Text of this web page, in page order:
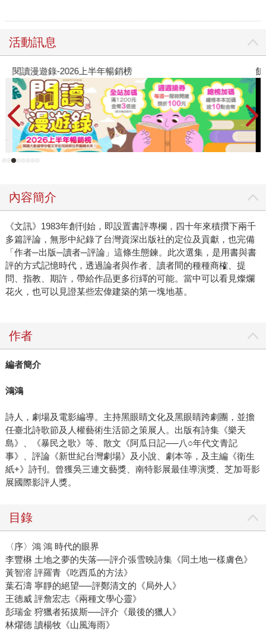
活動訊息
閱讀漫遊錄-2026上半年暢銷榜 飢
內容簡介
《文訊》1983年創刊始，即設置書評專欄，四十年來積攢下兩千
多篇評論，無形中紀錄了台灣資深出版社的定位及貢獻，也完備
「作者─出版─讀者─評論」這條生態鍊。此次選集，是用書與書
評的方式記憶時代，透過論者與作者、讀者間的種種商榷、提
問、指教、期許，帶給作品更多衍繹的可能。當中可以看見燦爛
花火，也可以見證某些宏偉建築的第一塊地基。
作者
編者簡介
鴻鴻
詩人，劇場及電影編導。主持黑眼睛文化及黑眼睛跨劇團，並擔
任臺北詩歌節及人權藝術生活節之策展人。出版有詩集《樂天
島》、《暴民之歌》等、散文《阿瓜日記──八○年代文青記
事》、評論《新世紀台灣劇場》及小說、劇本等，及主編《衛生
紙+》詩刊。曾獲吳三連文藝獎、南特影展最佳導演獎、芝加哥影
展國際影評人獎。
目錄
〈序〉鴻 鴻 時代的眼界
李豐楙 土地之夢的失落──評介張雪映詩集《同土地一樣膚色》
黃智溶 評羅青《吃西瓜的方法》
葉石濤 寧靜的絕望──評鄭清文的《局外人》
王德威 評詹宏志《兩種文學心靈》
彭瑞金 狩獵者拓拔斯──評介《最後的獵人》
林燿德 讀楊牧《山風海雨》